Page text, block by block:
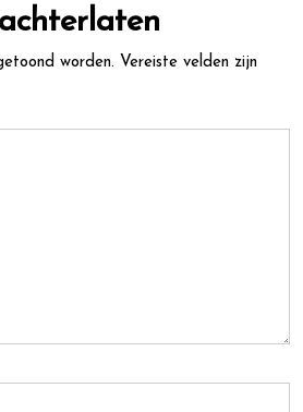
worden. Vereiste velden zijn